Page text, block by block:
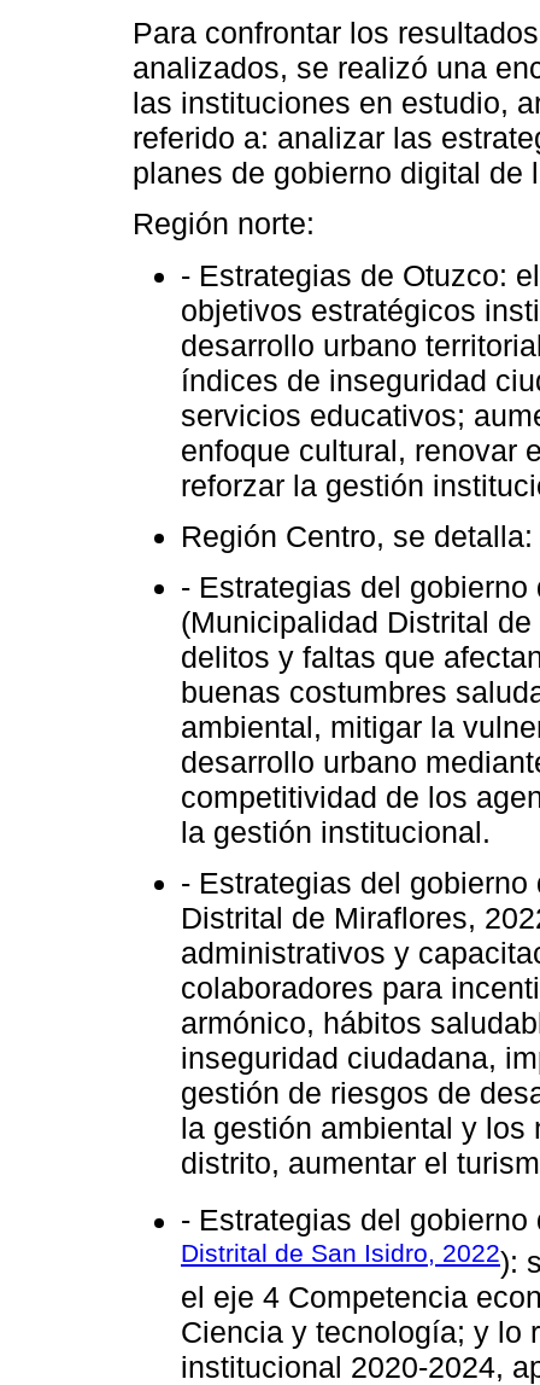
Para confrontar los
analizados, se realizó una
las instituciones en estudio,
referido a: analizar las
planes de gobierno digital de
Región norte:
- Estrategias de Otuzco:
objetivos estratégicos
desarrollo urbano
índices de inseguridad
servicios educativos;
enfoque cultural, renovar
reforzar la gestión
Región Centro, se detalla:
- Estrategias del
(Municipalidad Distrital
delitos y faltas que
buenas costumbres
ambiental, mitigar la
desarrollo urbano
competitividad de los
la gestión institucional.
- Estrategias del
Distrital de Miraflores,
administrativos y
colaboradores para
armónico, hábitos
inseguridad ciudadana,
gestión de riesgos de
la gestión ambiental y
distrito, aumentar el
- Estrategias del
Distrital de San Isidro, 2022):
el eje 4 Competencia
Ciencia y tecnología; y lo
institucional 2020-2024,